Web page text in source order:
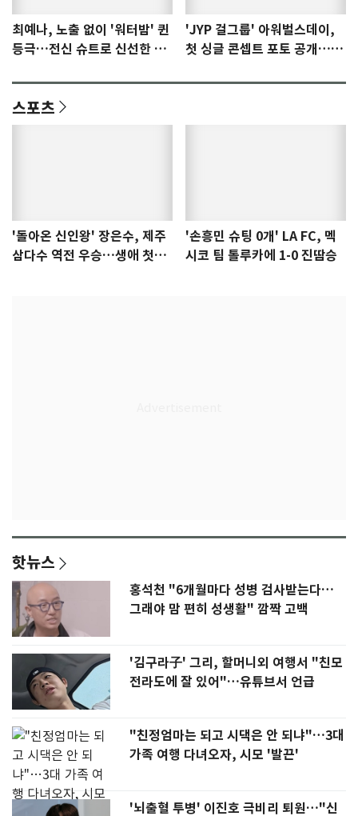
최예나, 노출 없이 '워터밤' 퀸
등극…전신 슈트로 신선한 충
'JYP 걸그룹' 아워벌스데이,
첫 싱글 콘셉트 포토 공개…청
스포츠
'돌아온 신인왕' 장은수, 제주
삼다수 역전 우승…생애 첫승
'손흥민 슈팅 0개' LA FC, 멕
시코 팀 톨루카에 1-0 진땀승
핫뉴스
홍석천 "6개월마다 성병 검사받는다…
그래야 맘 편히 성생활" 깜짝 고백
'김구라子' 그리, 할머니외 여행서 "친모
전라도에 잘 있어"…유튜브서 언급
"친정엄마는 되고 시댁은 안 되냐"…3대
가족 여행 다녀오자, 시모 '발끈'
'뇌출혈 투병' 이진호 극비리 퇴원…"신